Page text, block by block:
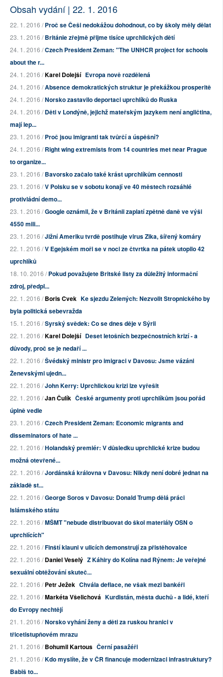
Obsah vydání | 22. 1. 2016
22. 1. 2016 /Proč se Češi nedokážou dohodnout, co by školy měly dělat
23. 1. 2016 /Británie zřejmě přijme tisíce uprchlických dětí
24. 1. 2016 /Czech President Zeman: "The UNHCR project for schools
about the r...
24. 1. 2016 /Karel Dolejší Evropa nově rozdělená
24. 1. 2016 /Absence demokratických struktur je překážkou prosperitě
24. 1. 2016 /Norsko zastavilo deportaci uprchlíků do Ruska
24. 1. 2016 /Děti v Londýně, jejichž mateřským jazykem není angličtina,
mají lep...
23. 1. 2016 /Proč jsou imigranti tak tvůrčí a úspěšní?
24. 1. 2016 /Right wing extremists from 14 countries met near Prague
to organize...
23. 1. 2016 /Bavorsko začalo také krást uprchlíkům cennosti
23. 1. 2016 /V Polsku se v sobotu konají ve 40 městech rozsáhlé
protivládní demo...
23. 1. 2016 /Google oznámil, že v Británii zaplatí zpětně daně ve výši
4550 mili...
23. 1. 2016 /Jižní Ameriku tvrdě postihuje virus Zika, šířený komáry
22. 1. 2016 /V Egejském moři se v noci ze čtvrtka na pátek utopilo 42
uprchlíků
18. 10. 2016 /Pokud považujete Britské listy za důležitý informační
zdroj, předpl...
22. 1. 2016 /Boris Cvek Ke sjezdu Zelených: Nezvolit Stropnického by
byla politická sebevražda
15. 1. 2016 /Syrský svědek: Co se dnes děje v Sýrii
22. 1. 2016 /Karel Dolejší Deset letošních bezpečnostních krizí - a
důvody, proč se je nedaří ...
22. 1. 2016 /Švédský ministr pro imigraci v Davosu: Jsme vázáni
Ženevskými ujedn...
22. 1. 2016 /John Kerry: Uprchlickou krizi lze vyřešit
22. 1. 2016 /Jan Čulík České argumenty proti uprchlíkům jsou pořád
úplně vedle
23. 1. 2016 /Czech President Zeman: Economic migrants and
disseminators of hate ...
22. 1. 2016 /Holandský premiér: V důsledku uprchlické krize budou
možná otevřené...
22. 1. 2016 /Jordánská královna v Davosu: Nikdy není dobré jednat na
základě st...
22. 1. 2016 /George Soros v Davosu: Donald Trump dělá práci
Islámského státu
22. 1. 2016 /MŠMT "nebude distribuovat do škol materiály OSN o
uprchlících"
22. 1. 2016 /Finští klauni v ulicích demonstrují za přistěhovalce
22. 1. 2016 /Daniel Veselý Z Káhiry do Kolína nad Rýnem: Je veřejné
sexuální obtěžování skuteč...
22. 1. 2016 /Petr Ježek Chvála deflace, ne však mezi bankéři
22. 1. 2016 /Markéta Všelichová Kurdistán, města duchů - a lidé, kteří
do Evropy nechtějí
21. 1. 2016 /Norsko vyhání ženy a děti za ruskou hranici v
třicetistupňovém mrazu
21. 1. 2016 /Bohumil Kartous Černí pasažéři
21. 1. 2016 /Kdo myslíte, že v ČR financuje modernizaci infrastruktury?
Babiš to...